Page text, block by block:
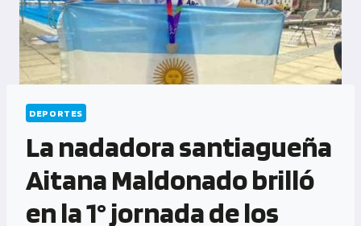
DEPORTES
La nadadora santiagueña
Aitana Maldonado brilló
en la 1° jornada de los